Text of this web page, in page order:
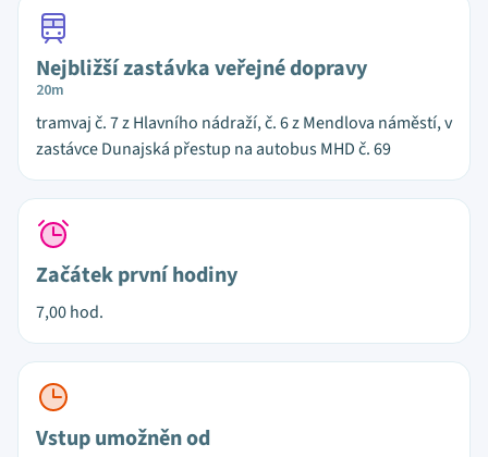
Nejbližší zastávka veřejné dopravy
20m
tramvaj č. 7 z Hlavního nádraží, č. 6 z Mendlova náměstí, v
zastávce Dunajská přestup na autobus MHD č. 69
Začátek první hodiny
7,00 hod.
Vstup umožněn od